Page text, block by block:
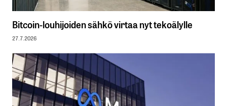
Bitcoin-louhijoiden sähkö virtaa nyt tekoälylle
27.7.2026